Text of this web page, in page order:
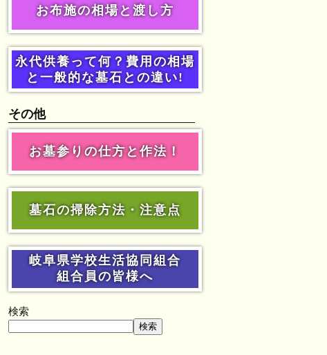
お布施の相場と渡し方
永代供養って何？費用の相場
と一般的な墓石との違い!
その他
お墓参りの仕方と作法！
墓石の掃除方法・注意点
岐阜県学校生活協同組合
組合員の皆様へ
検索
検索